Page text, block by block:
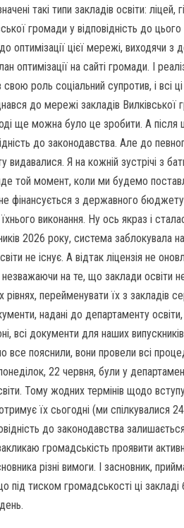
такі типи закладів освіти:
громади у відповідність до
оптимізації цієї мережі, виходячи з
оптимізації на сайті громади. І
роль соціальний супротив, і всі
до мережі закладів
ще можна було це зробити. А після
до законодавства. Але до
видавалися. Я на кожній зустрічі з
той момент, коли ми будемо
не фінансується з державного
їхнього виконання. Ну ось якраз і
2026 року, система заблокувала
не існує. А відтак ліцензія не
на те, що заклади освіти
рівнях, перейменувати їх з закладів
надані до департаменту
всі документи для наших
все пояснили, вони провели всі
22 червня, були у
Тому жодних термінів щодо
їх сьогодні (ми спілкувалися
до законодавства
громадськість проявити
різні вимоги. І засновник,
під тиском громадськості ці